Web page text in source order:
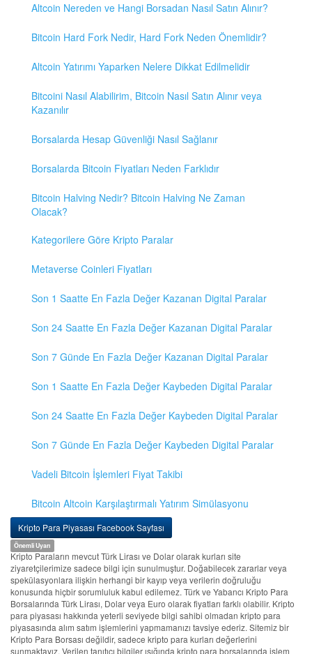
Altcoin Nereden ve Hangi Borsadan Nasıl Satın Alınır?
Bitcoin Hard Fork Nedir, Hard Fork Neden Önemlidir?
Altcoin Yatırımı Yaparken Nelere Dikkat Edilmelidir
Bitcoini Nasıl Alabilirim, Bitcoin Nasıl Satın Alınır veya
Kazanılır
Borsalarda Hesap Güvenliği Nasıl Sağlanır
Borsalarda Bitcoin Fiyatları Neden Farklıdır
Bitcoin Halving Nedir? Bitcoin Halving Ne Zaman
Olacak?
Kategorilere Göre Kripto Paralar
Metaverse Coinleri Fiyatları
Son 1 Saatte En Fazla Değer Kazanan Digital Paralar
Son 24 Saatte En Fazla Değer Kazanan Digital Paralar
Son 7 Günde En Fazla Değer Kazanan Digital Paralar
Son 1 Saatte En Fazla Değer Kaybeden Digital Paralar
Son 24 Saatte En Fazla Değer Kaybeden Digital Paralar
Son 7 Günde En Fazla Değer Kaybeden Digital Paralar
Vadeli Bitcoin İşlemleri Fiyat Takibi
Bitcoin Altcoin Karşılaştırmalı Yatırım Simülasyonu
Kripto Para Piyasası Facebook Sayfası
Önemli Uyarı
Kripto Paraların mevcut Türk Lirası ve Dolar olarak kurları site
ziyaretçilerimize sadece bilgi için sunulmuştur. Doğabilecek zararlar veya
spekülasyonlara ilişkin herhangi bir kayıp veya verilerin doğruluğu
konusunda hiçbir sorumluluk kabul edilemez. Türk ve Yabancı Kripto Para
Borsalarında Türk Lirası, Dolar veya Euro olarak fiyatları farklı olabilir. Kripto
para piyasası hakkında yeterli seviyede bilgi sahibi olmadan kripto para
piyasasında alım satım işlemlerini yapmamanızı tavsiye ederiz. Sitemiz bir
Kripto Para Borsası değildir, sadece kripto para kurları değerlerini
sunmaktayız. Verilen tanıtıcı bilgiler ışığında kripto para borsalarında işlem